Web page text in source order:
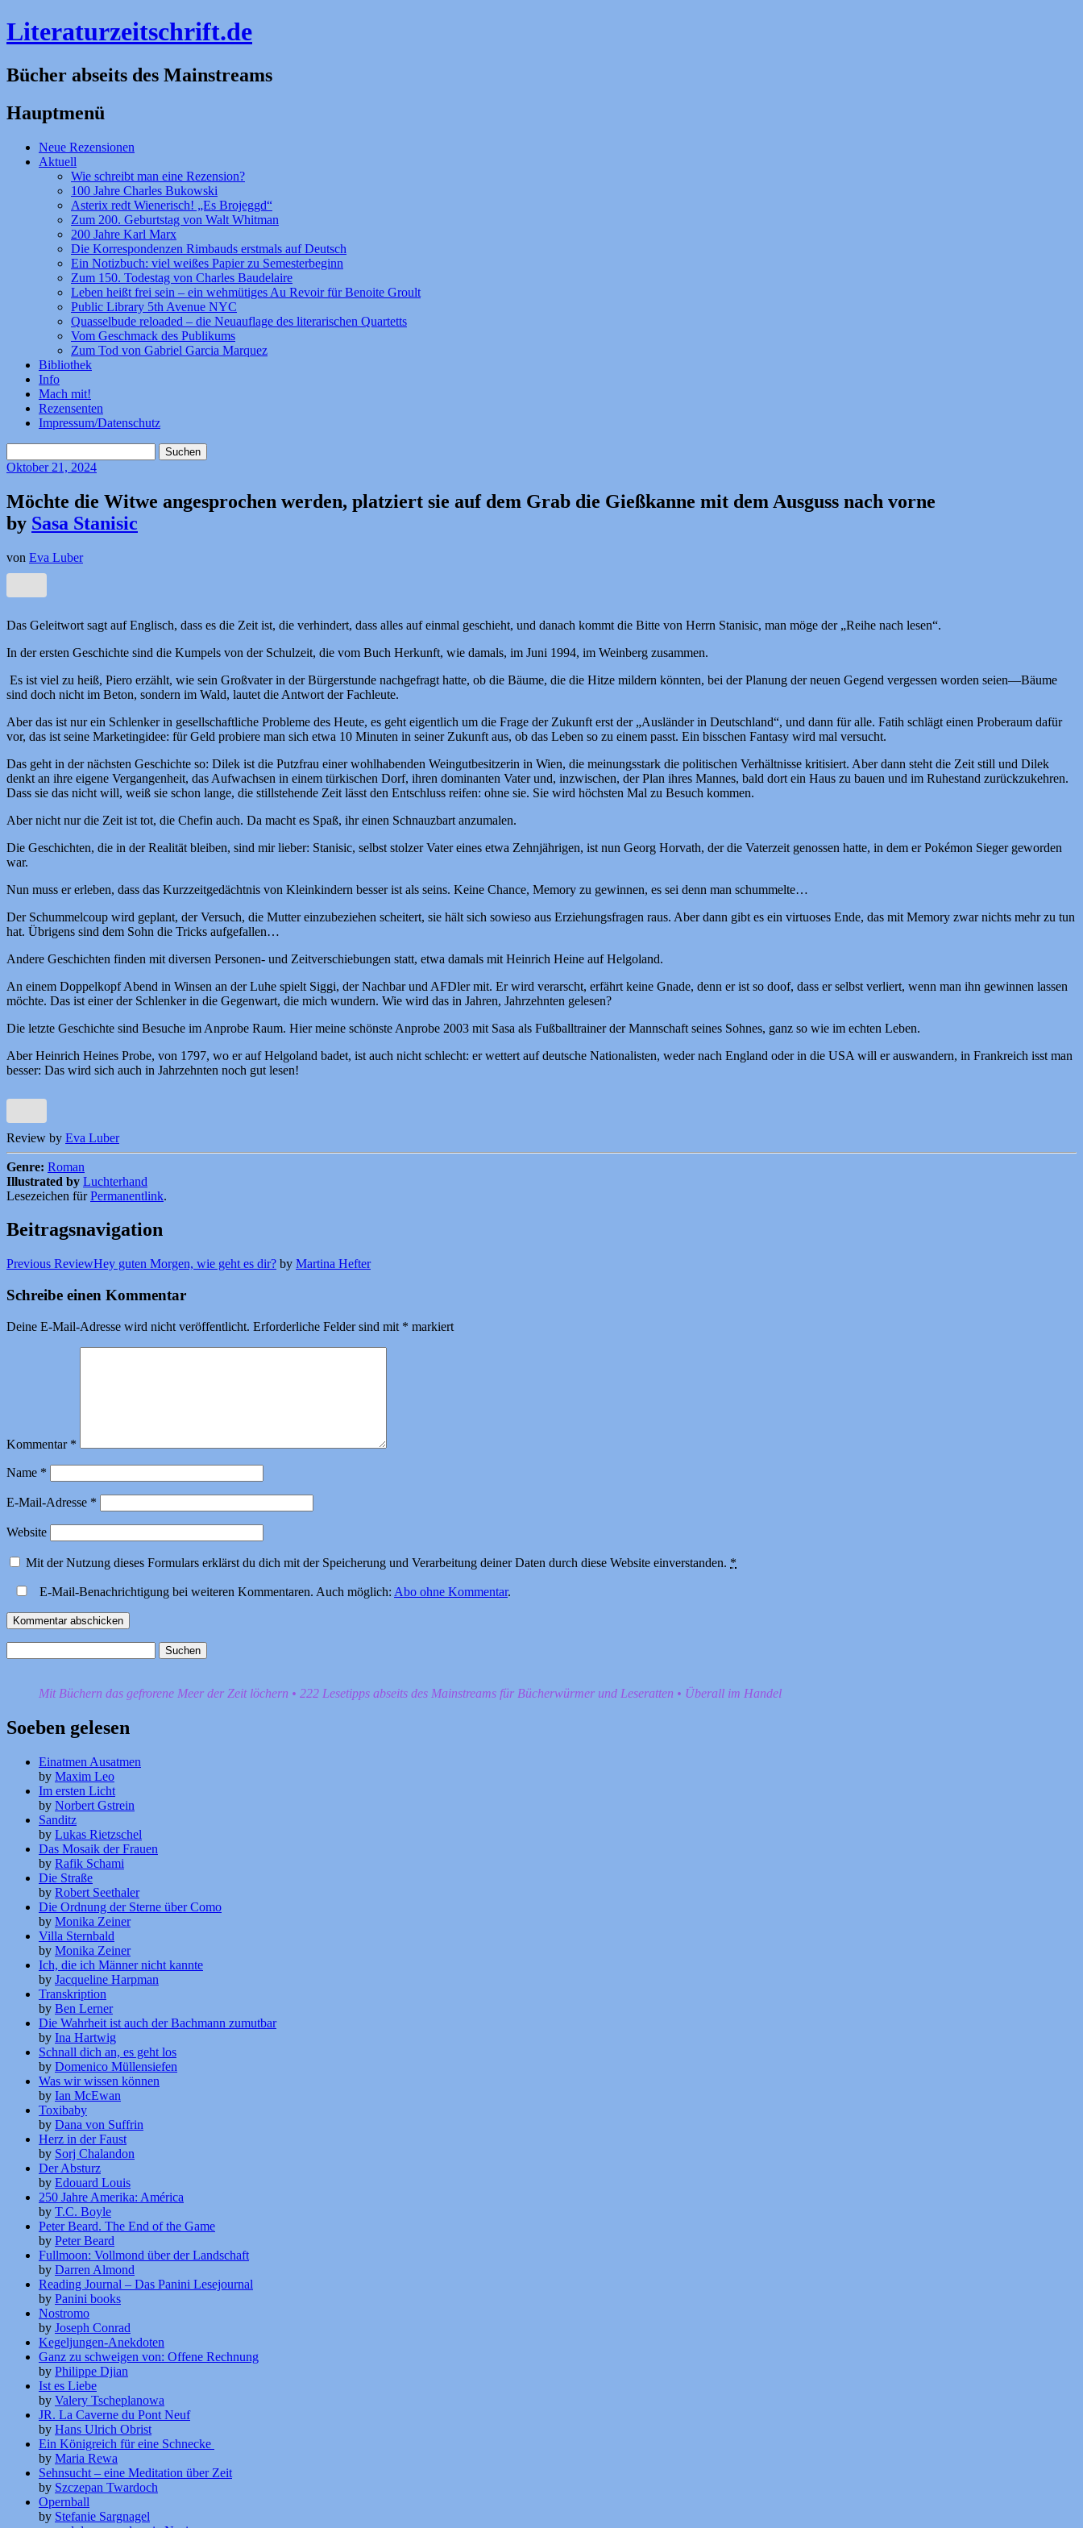
Literaturzeitschrift.de
Bücher abseits des Mainstreams
Hauptmenü
Zum
Inhalt
Neue Rezensionen
Aktuell
Wie schreibt man eine Rezension?
100 Jahre Charles Bukowski
Asterix redt Wienerisch! „Es Brojeggd“
Zum 200. Geburtstag von Walt Whitman
200 Jahre Karl Marx
Die Korrespondenzen Rimbauds erstmals auf Deutsch
Ein Notizbuch: viel weißes Papier zu Semesterbeginn
Zum 150. Todestag von Charles Baudelaire
Leben heißt frei sein – ein wehmütiges Au Revoir für Benoite Groult
Public Library 5th Avenue NYC
Quasselbude reloaded – die Neuauflage des literarischen Quartetts
Vom Geschmack des Publikums
Zum Tod von Gabriel Garcia Marquez
Bibliothek
Info
Mach mit!
Rezensenten
Impressum/Datenschutz
nach:
Oktober21, 2024
Möchte die Witwe angesprochen werden, platziert sie auf dem Grab die Gießkanne mit dem Ausguss nach vorne
by Sasa Stanisic
von Eva Luber
Das Geleitwort sagt auf Englisch, dass es die Zeit ist, die verhindert, dass alles auf einmal geschieht, und danach kommt die Bitte von Herrn Stanisic, man möge der „Reihe nach lesen“.
In der ersten Geschichte sind die Kumpels von der Schulzeit, die vom Buch Herkunft, wie damals, im Juni 1994, im Weinberg zusammen.
Es ist viel zu heiß, Piero erzählt, wie sein Großvater in der Bürgerstunde nachgefragt hatte, ob die Bäume, die die Hitze mildern könnten, bei der Planung der neuen Gegend vergessen worden seien—Bäume
sind doch nicht im Beton, sondern im Wald, lautet die Antwort der Fachleute.
Aber das ist nur ein Schlenker in gesellschaftliche Probleme des Heute, es geht eigentlich um die Frage der Zukunft erst der „Ausländer in Deutschland“, und dann für alle. Fatih schlägt einen Proberaum dafür
vor, das ist seine Marketingidee: für Geld probiere man sich etwa 10 Minuten in seiner Zukunft aus, ob das Leben so zu einem passt. Ein bisschen Fantasy wird mal versucht.
Das geht in der nächsten Geschichte so: Dilek ist die Putzfrau einer wohlhabenden Weingutbesitzerin in Wien, die meinungsstark die politischen Verhältnisse kritisiert. Aber dann steht die Zeit still und Dilek
denkt an ihre eigene Vergangenheit, das Aufwachsen in einem türkischen Dorf, ihren dominanten Vater und, inzwischen, der Plan ihres Mannes, bald dort ein Haus zu bauen und im Ruhestand zurückzukehren.
Dass sie das nicht will, weiß sie schon lange, die stillstehende Zeit lässt den Entschluss reifen: ohne sie. Sie wird höchsten Mal zu Besuch kommen.
Aber nicht nur die Zeit ist tot, die Chefin auch. Da macht es Spaß, ihr einen Schnauzbart anzumalen.
Die Geschichten, die in der Realität bleiben, sind mir lieber: Stanisic, selbst stolzer Vater eines etwa Zehnjährigen, ist nun Georg Horvath, der die Vaterzeit genossen hatte, in dem er Pokémon Sieger geworden
war.
Nun muss er erleben, dass das Kurzzeitgedächtnis von Kleinkindern besser ist als seins. Keine Chance, Memory zu gewinnen, es sei denn man schummelte…
Der Schummelcoup wird geplant, der Versuch, die Mutter einzubeziehen scheitert, sie hält sich sowieso aus Erziehungsfragen raus. Aber dann gibt es ein virtuoses Ende, das mit Memory zwar nichts mehr zu tun
hat. Übrigens sind dem Sohn die Tricks aufgefallen…
Andere Geschichten finden mit diversen Personen- und Zeitverschiebungen statt, etwa damals mit Heinrich Heine auf Helgoland.
An einem Doppelkopf Abend in Winsen an der Luhe spielt Siggi, der Nachbar und AFDler mit. Er wird verarscht, erfährt keine Gnade, denn er ist so doof, dass er selbst verliert, wenn man ihn gewinnen lassen
möchte. Das ist einer der Schlenker in die Gegenwart, die mich wundern. Wie wird das in Jahren, Jahrzehnten gelesen?
Die letzte Geschichte sind Besuche im Anprobe Raum. Hier meine schönste Anprobe 2003 mit Sasa als Fußballtrainer der Mannschaft seines Sohnes, ganz so wie im echten Leben.
Aber Heinrich Heines Probe, von 1797, wo er auf Helgoland badet, ist auch nicht schlecht: er wettert auf deutsche Nationalisten, weder nach England oder in die USA will er auswandern, in Frankreich isst man
besser: Das wird sich auch in Jahrzehnten noch gut lesen!
Review by Eva Luber
Genre: Roman
Illustrated by Luchterhand
Lesezeichen fürPermanentlink.
Beitragsnavigation
Previous ReviewHey guten Morgen, wie geht es dir? by Martina Hefter
Schreibe einen Kommentar
Deine E-Mail-Adresse wird nicht veröffentlicht. Erforderliche Felder sind mit * markiert
Kommentar *
Name *
E-Mail-Adresse *
Website
Mit der Nutzung dieses Formulars erklärst du dich mit der Speicherung und Verarbeitung deiner Daten durch diese Website einverstanden. *
E-Mail-Benachrichtigung bei weiteren Kommentaren. Auch möglich: Abo ohne Kommentar.
nach:
Mit Büchern das gefrorene Meer der Zeit löchern • 222 Lesetipps abseits des Mainstreams für Bücherwürmer und Leseratten • Überall im Handel
Soeben gelesen
Einatmen Ausatmen
by Maxim Leo
Im ersten Licht
by Norbert Gstrein
Sanditz
by Lukas Rietzschel
Das Mosaik der Frauen
by Rafik Schami
Die Straße
by Robert Seethaler
Die Ordnung der Sterne über Como
by Monika Zeiner
Villa Sternbald
by Monika Zeiner
Ich, die ich Männer nicht kannte
by Jacqueline Harpman
Transkription
by Ben Lerner
Die Wahrheit ist auch der Bachmann zumutbar
by Ina Hartwig
Schnall dich an, es geht los
by Domenico Müllensiefen
Was wir wissen können
by Ian McEwan
Toxibaby
by Dana von Suffrin
Herz in der Faust
by Sorj Chalandon
Der Absturz
by Edouard Louis
250 Jahre Amerika: América
by T.C. Boyle
Peter Beard. The End of the Game
by Peter Beard
Fullmoon: Vollmond über der Landschaft
by Darren Almond
Reading Journal – Das Panini Lesejournal
by Panini books
Nostromo
by Joseph Conrad
Kegeljungen-Anekdoten
Ganz zu schweigen von: Offene Rechnung
by Philippe Djian
Ist es Liebe
by Valery Tscheplanowa
JR. La Caverne du Pont Neuf
by Hans Ulrich Obrist
Ein Königreich für eine Schnecke
by Maria Rewa
Sehnsucht – eine Meditation über Zeit
by Szczepan Twardoch
Opernball
by Stefanie Sargnagel